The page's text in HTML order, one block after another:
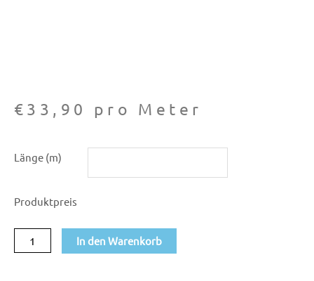
€ 33,90 pro Meter
Länge (m)
Produktpreis
pink
Menge
In den Warenkorb